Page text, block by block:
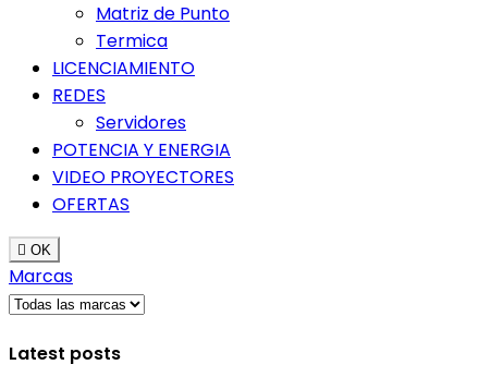
Matriz de Punto
Termica
LICENCIAMIENTO
REDES
Servidores
POTENCIA Y ENERGIA
VIDEO PROYECTORES
OFERTAS
 OK
Marcas
Latest posts